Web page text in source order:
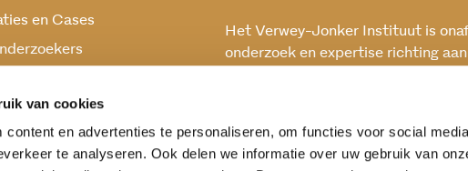
van cookies
content en advertenties te personaliseren, om functies voor social
te analyseren. Ook delen we informatie over uw gebruik van
en Cases
Het Verwey-Jonker Instituut is
onderzoek en expertise richting